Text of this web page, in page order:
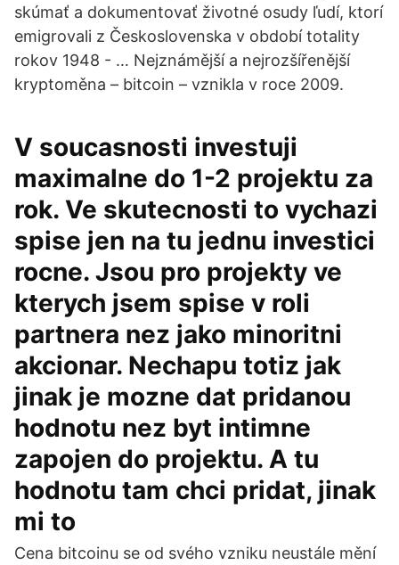
skúmať a dokumentovať životné osudy ľudí, ktorí
emigrovali z Československa v období totality
rokov 1948 - … Nejznámější a nejrozšířenější
kryptoměna – bitcoin – vznikla v roce 2009.
V soucasnosti investuji
maximalne do 1-2 projektu za
rok. Ve skutecnosti to vychazi
spise jen na tu jednu investici
rocne. Jsou pro projekty ve
kterych jsem spise v roli
partnera nez jako minoritni
akcionar. Nechapu totiz jak
jinak je mozne dat pridanou
hodnotu nez byt intimne
zapojen do projektu. A tu
hodnotu tam chci pridat, jinak
mi to
Cena bitcoinu se od svého vzniku neustále mění